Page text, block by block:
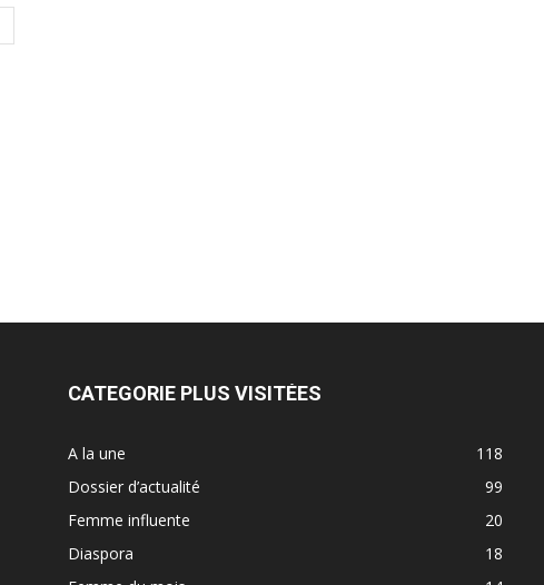
CATEGORIE PLUS VISITÉES
A la une
118
Dossier d’actualité
99
Femme influente
20
Diaspora
18